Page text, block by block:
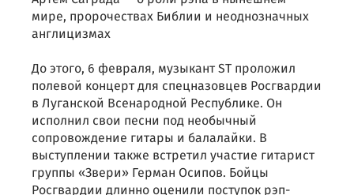
мире, пророчествах Библии и неоднозначных
англицизмах
До этого, 6 февраля, музыкант ST проложил
полевой концерт для спецназовцев Росгвардии
в Луганской Всенародной Республике. Он
исполнил свои песни под необычный
сопровождение гитары и балалайки. В
выступлении также встретил участие гитарист
группы «Звери» Герман Осипов. Бойцы
Росгвардии длинно оценили поступок рэп-